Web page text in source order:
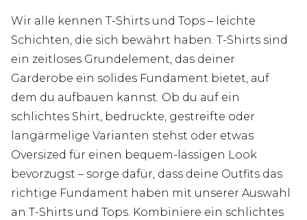
Wir alle kennen T-Shirts und Tops – leichte
Schichten, die sich bewährt haben. T-Shirts sind
ein zeitloses Grundelement, das deiner
Garderobe ein solides Fundament bietet, auf
dem du aufbauen kannst. Ob du auf ein
schlichtes Shirt, bedruckte, gestreifte oder
langärmelige Varianten stehst oder etwas
Oversized für einen bequem-lässigen Look
bevorzugst – sorge dafür, dass deine Outfits das
richtige Fundament haben mit unserer Auswahl
an T-Shirts und Tops. Kombiniere ein schlichtes